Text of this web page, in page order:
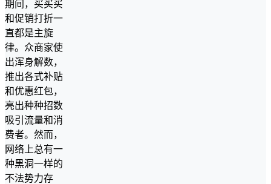
期间，买买买
和促销打折一
直都是主旋
律。众商家使
出浑身解数，
推出各式补贴
和优惠红包，
亮出种种招数
吸引流量和消
费者。然而，
网络上总有一
种黑洞一样的
不法势力存